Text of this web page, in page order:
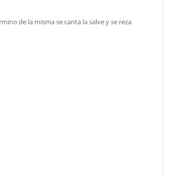
de la misma se canta la salve y se reza